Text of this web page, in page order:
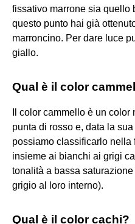
fissativo marrone sia quello
questo punto hai già
marroncino. Per dare luce
giallo.
Qual è il color
Il color cammello è un
punta di rosso e, data la
possiamo classificarlo
insieme ai bianchi ai grigi
tonalità a bassa
grigio al loro interno).
Qual è il color cachi?